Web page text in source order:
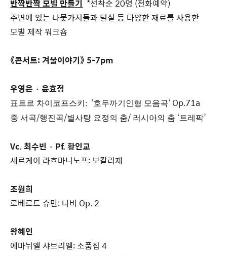
반짝반짝 모빌 만들기 *선착순 20명 (전화예약)
주변에 있는 나뭇가지들과 털실 등 다양한 재료를 사용한
모빌 제작 워크숍
《콘서트: 겨울이야기》 5-7pm
우영은 · 윤효정
표트르 차이코프스키: ‘호두까기인형 모음곡‘ Op.71a
중서곡/행진곡/별사탕 요정의 춤/ 러시아의 춤 ‘트레팍’
Vc. 최수빈 · Pf. 황인교
세르게이 라흐마니노프: 보칼리제
조원희
로베르트 슈만: 나비 Op. 2
왕혜인
에마뉘엘 샤브리엘: 소품집 4